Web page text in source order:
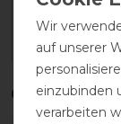
Wir
auf unserer
einzubinden
verarbeiten